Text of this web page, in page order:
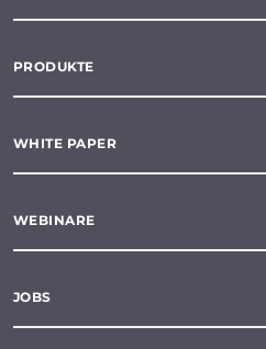
PRODUKTE
WHITE PAPER
WEBINARE
JOBS